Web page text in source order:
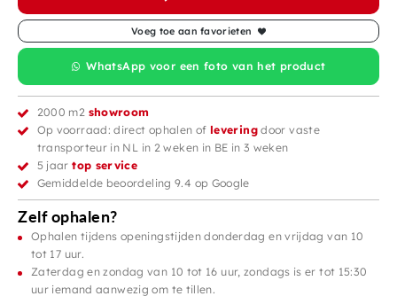
Voeg toe aan favorieten
WhatsApp voor een foto van het product
2000 m2 showroom
Op voorraad: direct ophalen ofleveringdoor vaste
transporteur in NL in 2 weken in BE in 3 weken
5 jaartop service
Gemiddelde beoordeling 9.4 op Google
Zelf ophalen?
Ophalen tijdens openingstijden donderdag en vrijdag van 10
tot 17 uur.
Zaterdag en zondag van 10 tot 16 uur, zondags is er tot 15:30
uur iemand aanwezig om te tillen.